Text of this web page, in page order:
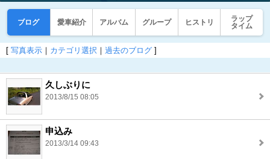
ブログ 愛車紹介 アルバム グループ ヒストリ
ラップ
タイム
[ 写真表示 ｜ カテゴリ選択 ｜ 過去のブログ ]
久しぶりに
2013/8/15 08:05
申込み
2013/3/14 09:43